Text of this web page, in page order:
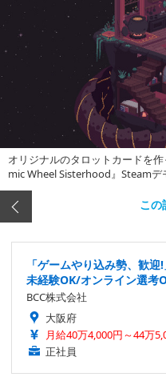
オリジナルのタロットカードを
mic Wheel Sisterhood』Steamデ
この
「ゲームやり込み勢、歓
未経験OK/オンライン選考
BCC株式会社
大阪府
月給40万4,000円～44万
正社員